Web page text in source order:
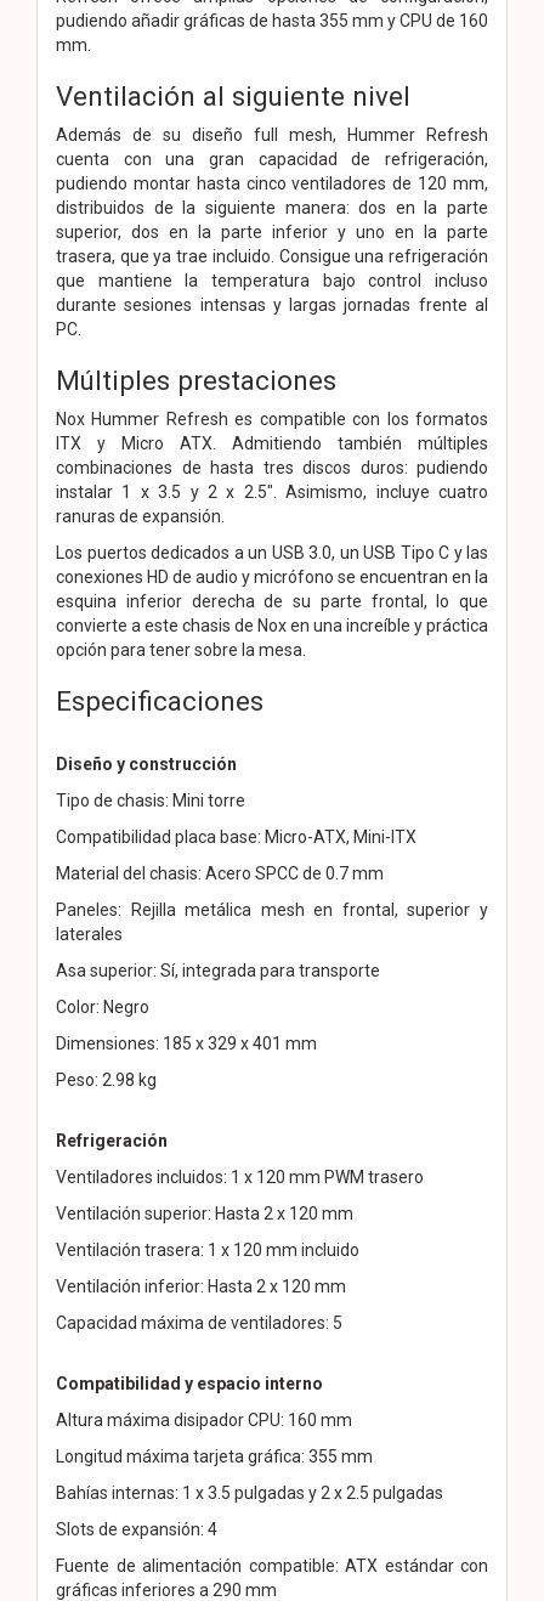
pudiendo añadir gráficas de hasta 355 mm y CPU de 160
mm.
Ventilación al siguiente nivel
Además de su diseño full mesh, Hummer Refresh
cuenta con una gran capacidad de refrigeración,
pudiendo montar hasta cinco ventiladores de 120 mm,
distribuidos de la siguiente manera: dos en la parte
superior, dos en la parte inferior y uno en la parte
trasera, que ya trae incluido. Consigue una refrigeración
que mantiene la temperatura bajo control incluso
durante sesiones intensas y largas jornadas frente al
PC.
Múltiples prestaciones
Nox Hummer Refresh es compatible con los formatos
ITX y Micro ATX. Admitiendo también múltiples
combinaciones de hasta tres discos duros: pudiendo
instalar 1 x 3.5 y 2 x 2.5". Asimismo, incluye cuatro
ranuras de expansión.
Los puertos dedicados a un USB 3.0, un USB Tipo C y las
conexiones HD de audio y micrófono se encuentran en la
esquina inferior derecha de su parte frontal, lo que
convierte a este chasis de Nox en una increíble y práctica
opción para tener sobre la mesa.
Especificaciones
Diseño y construcción
Tipo de chasis: Mini torre
Compatibilidad placa base: Micro-ATX, Mini-ITX
Material del chasis: Acero SPCC de 0.7 mm
Paneles: Rejilla metálica mesh en frontal, superior y
laterales
Asa superior: Sí, integrada para transporte
Color: Negro
Dimensiones: 185 x 329 x 401 mm
Peso: 2.98 kg
Refrigeración
Ventiladores incluidos: 1 x 120 mm PWM trasero
Ventilación superior: Hasta 2 x 120 mm
Ventilación trasera: 1 x 120 mm incluido
Ventilación inferior: Hasta 2 x 120 mm
Capacidad máxima de ventiladores: 5
Compatibilidad y espacio interno
Altura máxima disipador CPU: 160 mm
Longitud máxima tarjeta gráfica: 355 mm
Bahías internas: 1 x 3.5 pulgadas y 2 x 2.5 pulgadas
Slots de expansión: 4
Fuente de alimentación compatible: ATX estándar con
gráficas inferiores a 290 mm